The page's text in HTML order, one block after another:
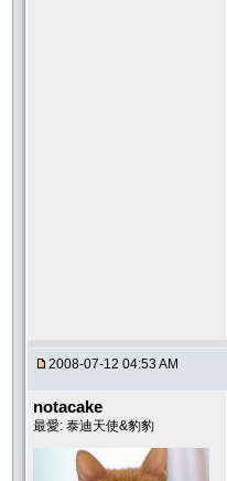
2008-07-12 04:53 AM
notacake
最愛: 泰迪天使&豹豹